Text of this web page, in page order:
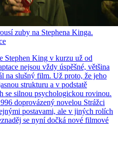
zuby na Stephena Kinga.
Stephen King v kurzu už od
nejsou vždy úspěšné, většina
na slušný film. Už proto, že jeho
strukturu a v podstatě
se silnou psychologickou rovinou.
doprovázený novelou Strážci
postavami, ale v jiných rolích
se nyní dočká nové filmové